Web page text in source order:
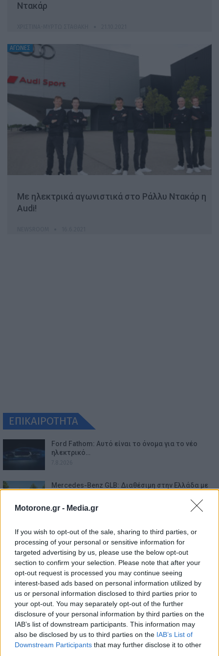
Motorone.gr - Media.gr
If you wish to opt-out of the sale, sharing to third parties, or
processing of your personal or sensitive information for
targeted advertising by us, please use the below opt-out
section to confirm your selection. Please note that after your
opt-out request is processed you may continue seeing
interest-based ads based on personal information utilized by
us or personal information disclosed to third parties prior to
your opt-out. You may separately opt-out of the further
disclosure of your personal information by third parties on the
IAB’s list of downstream participants. This information may
also be disclosed by us to third parties on the IAB’s List of
Downstream Participants that may further disclose it to other
Ντακάρ
ΑΓΩΝΕΣ
Με ηλεκτρικά αγωνιστικά στο Ράλλυ Ντακάρ η
Audi!
ΕΠΙΚΑΙΡΟΤΗΤΑ
Ford Fathom: Αυτό είναι το όνομα για το νέο
ηλεκτρικό…
Mercedes-Benz GLB: Διαθέσιμη στην Ελλάδα με
7.8.2026
ελληνικής αγοράς
7.8.2026
Leapmotor T03: Διαθέσιμο με νέα, μειωμένη τιμή,
από 16.190…
e-νημερώσου 2026 – GAC Aion UT: Compact
ηλεκτρικό hatchback…